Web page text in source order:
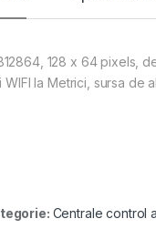
128 x 64
WIFI la Metrici, sursa de
Centrale control